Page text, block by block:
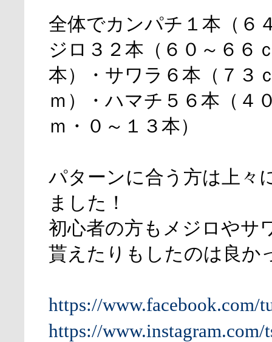
全体でカンパチ１本（６
ジロ３２本（６０～６６
本）・サワラ６本（７３
ｍ）・ハマチ５６本（４
ｍ・０～１３本）
パターンに合う方は上々
ました！
初心者の方もメジロやサ
貰えたりもしたのは良か
https://www.facebook.com/
https://www.instagram.com/